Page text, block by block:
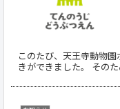
このたび、天王寺動物
きができました。 その